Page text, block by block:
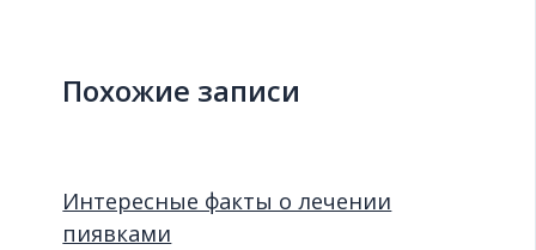
Похожие записи
Интересные факты о лечении
пиявками